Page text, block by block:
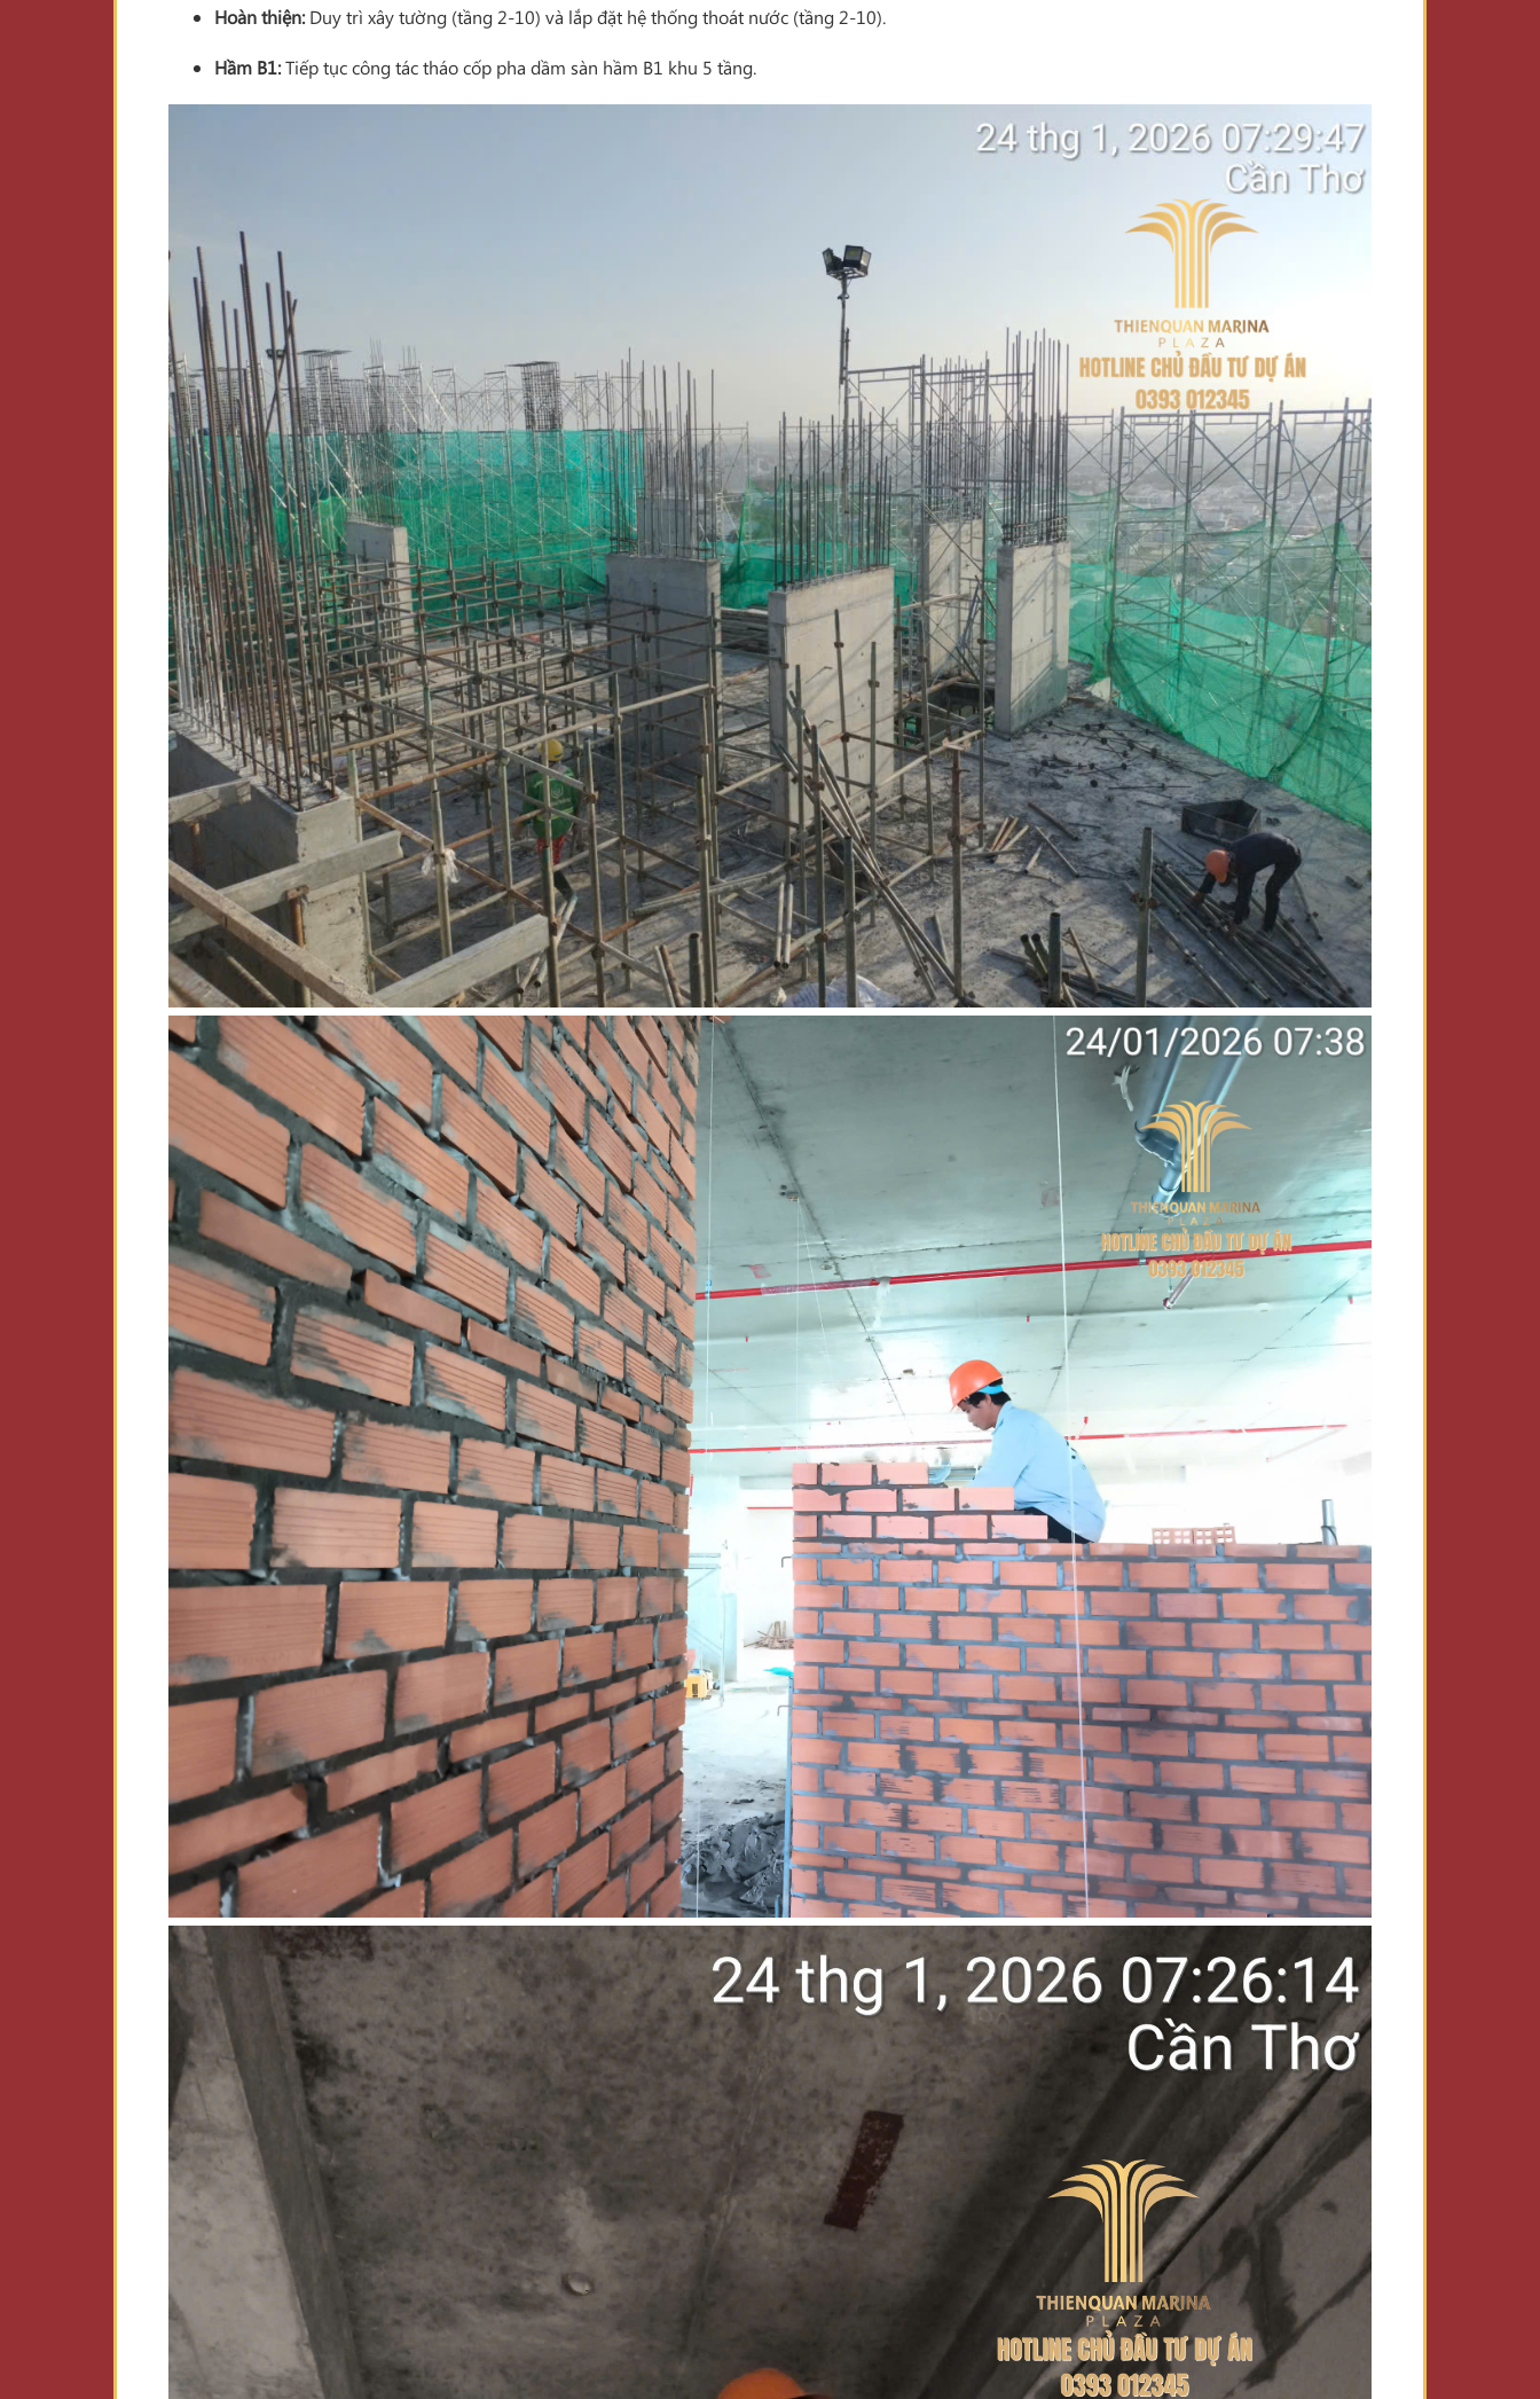
Hoàn thiện:Duy trì xây tường (tầng 2-10) và lắp đặt hệ thống thoát nước (tầng 2-10).
Hầm B1:Tiếp tục công tác tháo cốp pha dầm sàn hầm B1 khu 5 tầng.